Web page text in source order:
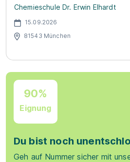
Chemieschule Dr. Erwin Elhardt
15.09.2026
81543 München
90%
Eignung
Du bist noch
Geh auf Nummer sicher mit